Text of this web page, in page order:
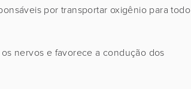
por transportar oxigênio para todo
nervos e favorece a condução dos